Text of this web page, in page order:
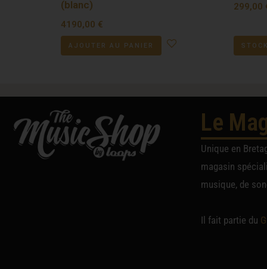
(blanc)
4190,00 €
AJOUTER AU PANIER
299,00
Le
Unique en
magasin
musique, de
Il fait partie du